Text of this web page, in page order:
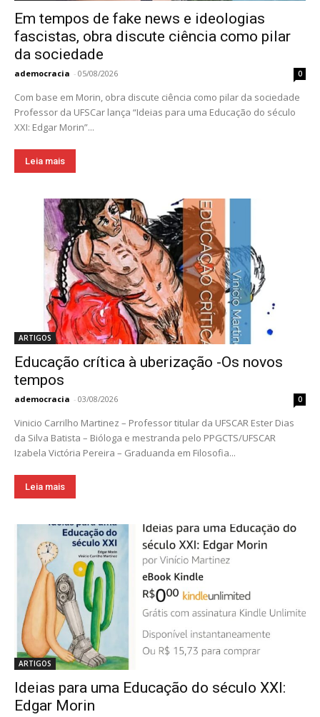
Em tempos de fake news e ideologias
fascistas, obra discute ciência como pilar
da sociedade
ademocracia - 05/08/2026 0
Com base em Morin, obra discute ciência como pilar da sociedade
Professor da UFSCar lança “Ideias para uma Educação do século
XXI: Edgar Morin”...
Leia mais
ARTIGOS
Educação crítica à uberização -Os novos
tempos
ademocracia - 03/08/2026 0
Vinicio Carrilho Martinez – Professor titular da UFSCAR Ester Dias
da Silva Batista – Bióloga e mestranda pelo PPGCTS/UFSCAR
Izabela Victória Pereira – Graduanda em Filosofia...
Leia mais
ARTIGOS
Ideias para uma Educação do século XXI:
Edgar Morin